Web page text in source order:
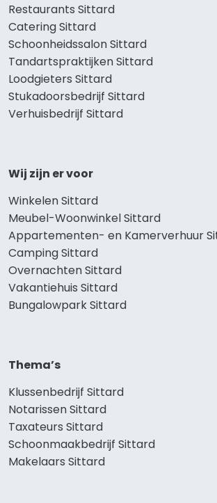
Restaurants Sittard
Catering Sittard
Schoonheidssalon Sittard
Tandartspraktijken Sittard
Loodgieters Sittard
Stukadoorsbedrijf Sittard
Verhuisbedrijf Sittard
Wij zijn er voor
Winkelen Sittard
Meubel-Woonwinkel Sittard
Appartementen- en Kamerverhuur
Camping Sittard
Overnachten Sittard
Vakantiehuis Sittard
Bungalowpark Sittard
Thema’s
Klussenbedrijf Sittard
Notarissen Sittard
Taxateurs Sittard
Schoonmaakbedrijf Sittard
Makelaars Sittard